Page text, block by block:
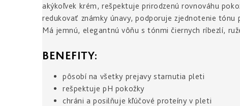
akýkoľvek krém, rešpektuje prirodzenú rovnováhu
redukovať známky únavy, podporuje zjednotenie tónu
Má jemnú, elegantnú vôňu s tónmi čiernych ríbezlí,
BENEFITY:
pôsobí na všetky prejavy starnutia pleti
rešpektuje pH pokožky
chráni a posilňuje kľúčové proteíny v pleti